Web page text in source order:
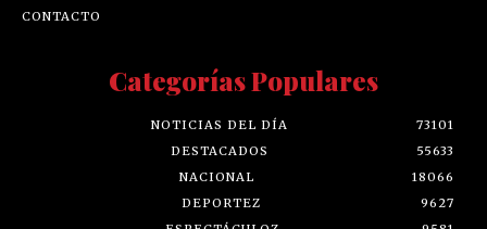
CONTACTO
Categorías Populares
NOTICIAS DEL DÍA
73101
DESTACADOS
55633
NACIONAL
18066
DEPORTEZ
9627